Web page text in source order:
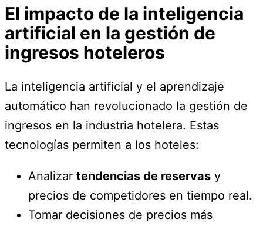
El impacto de la inteligencia
artificial en la gestión de
ingresos hoteleros
La inteligencia artificial y el aprendizaje
automático han revolucionado la gestión de
ingresos en la industria hotelera. Estas
tecnologías permiten a los hoteles:
Analizar tendencias de reservas y
precios de competidores en tiempo real.
Tomar decisiones de precios más